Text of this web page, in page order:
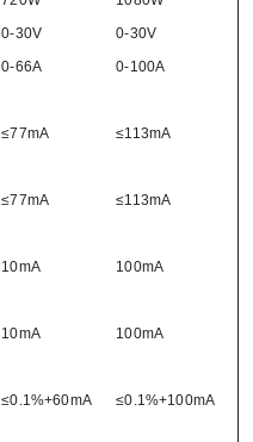
0-30V
0-30V
0-66A 0-100A
≤77mA ≤113mA
≤77mA ≤113mA
10mA 100mA
10mA
100mA
≤0.1%+60mA
≤0.1%+100mA